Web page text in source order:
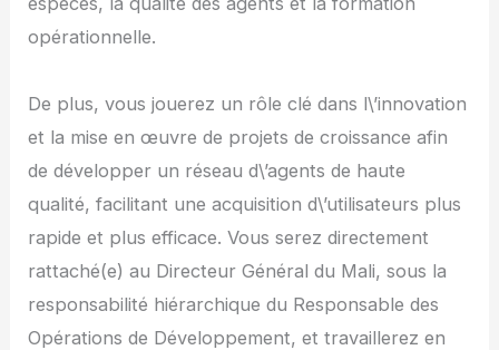
opérationnelle.
De plus, vous jouerez un rôle clé dans l\’innovation
et la mise en œuvre de projets de croissance afin
de développer un réseau d\’agents de haute
qualité, facilitant une acquisition d\’utilisateurs plus
rapide et plus efficace. Vous serez directement
rattaché(e) au Directeur Général du Mali, sous la
responsabilité hiérarchique du Responsable des
Opérations de Développement, et travaillerez en